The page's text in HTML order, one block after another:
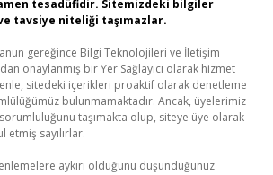
tesadüfidir. Sitemizdeki bilgiler
tavsiye niteliği taşımazlar.
gereğince Bilgi Teknolojileri ve İletişim
onaylanmış bir Yer Sağlayıcı olarak hizmet
sitedeki içerikleri proaktif olarak denetleme
bulunmamaktadır. Ancak, üyelerimiz
taşımakta olup, siteye üye olarak
etmiş sayılırlar.
aykırı olduğunu düşündüğünüz